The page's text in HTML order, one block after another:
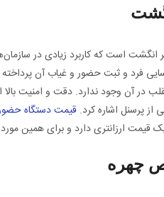
است که کاربرد زیادی در
فرد و ثبت حضور و غیاب آن
در آن وجود ندارد. دقت و امنیت
از پرسنل اشاره کرد. قیمت دستگاه
قیمت ارزانتری دارد و برای همین